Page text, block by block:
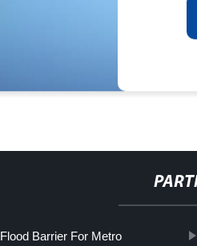
Flood Barrier For Metro